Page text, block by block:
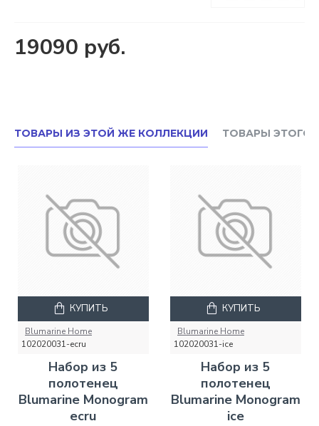
19090 руб.
ТОВАРЫ ИЗ ЭТОЙ ЖЕ КОЛЛЕКЦИИ ТОВАРЫ ЭТОГО
Blumarine Home
102020031-ecru
Набор из 5
полотенец
Blumarine Monogram
ecru
КУПИТЬ
Blumarine Home
102020031-ice
Набор из 5
полотенец
Blumarine Monogram
ice
КУПИТЬ